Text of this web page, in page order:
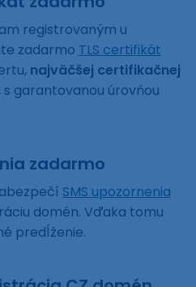
registrovaným u
zadarmo TLS certifikát
najväčšej certifikačnej
s garantovanou úrovňou
zadarmo
SMS upozornenia
domén. Vďaka tomu
predĺženie.